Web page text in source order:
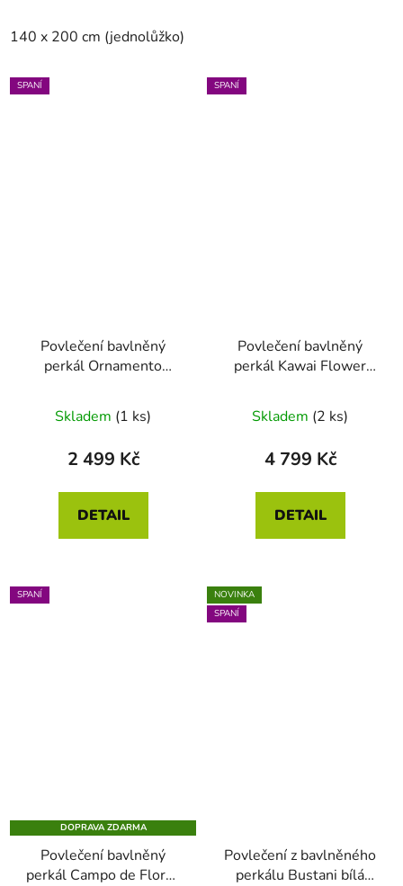
140 x 200 cm (jednolůžko)
SPANÍ
Povlečení bavlněný
perkál Ornamento
70 x 90
Skladem (1 ks)
2 499 Kč
DETAIL
SPANÍ
Povlečení bavlněný
perkál Kawai Flower
70 x 90
Skladem (2 ks)
4 799 Kč
DETAIL
SPANÍ
DOPRAVA ZDARMA
Povlečení bavlněný
perkál Campo de Flores
NOVINKA
SPANÍ
Povlečení z bavlněného
perkálu Bustani bílá